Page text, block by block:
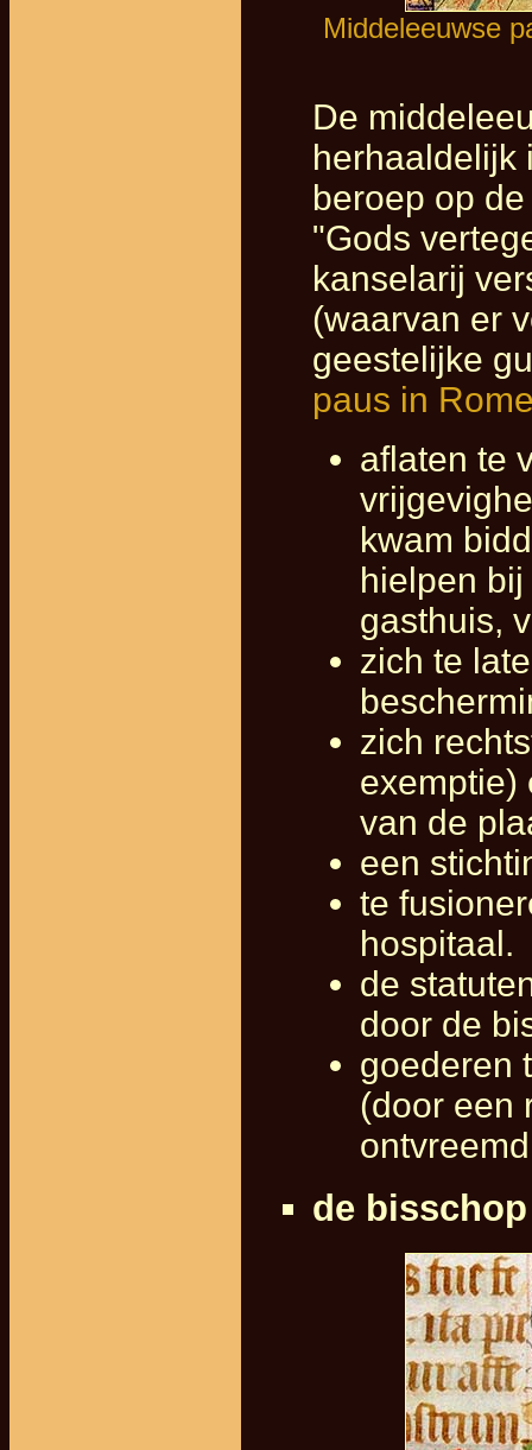
Middeleeuwse
De
herhaaldelijk
beroep op
"Gods
kanselarij
(waarvan er
geestelijke
paus in
aflaten te
kwam
hielpen
gasthuis,
zich te
zich
exemptie)
van de
een
te
hospitaal.
de
door de
goederen
(door een
de bisschop